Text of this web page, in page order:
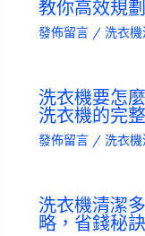
教你高效規
發佈留言 / 洗衣
洗衣機要怎
洗衣機的完
發佈留言 / 洗衣
洗衣機清潔
略，省錢秘